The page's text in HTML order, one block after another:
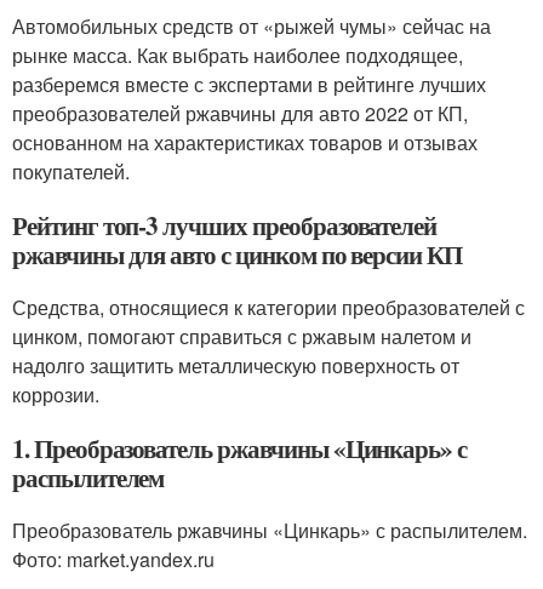
Автомобильных средств от «рыжей чумы» сейчас на
рынке масса. Как выбрать наиболее подходящее,
разберемся вместе с экспертами в рейтинге лучших
преобразователей ржавчины для авто 2022 от КП,
основанном на характеристиках товаров и отзывах
покупателей.
Рейтинг топ-3 лучших преобразователей
ржавчины для авто с цинком по версии КП
Средства, относящиеся к категории преобразователей с
цинком, помогают справиться с ржавым налетом и
надолго защитить металлическую поверхность от
коррозии.
1. Преобразователь ржавчины «Цинкарь» с
распылителем
Преобразователь ржавчины «Цинкарь» с распылителем.
Фото: market.yandex.ru